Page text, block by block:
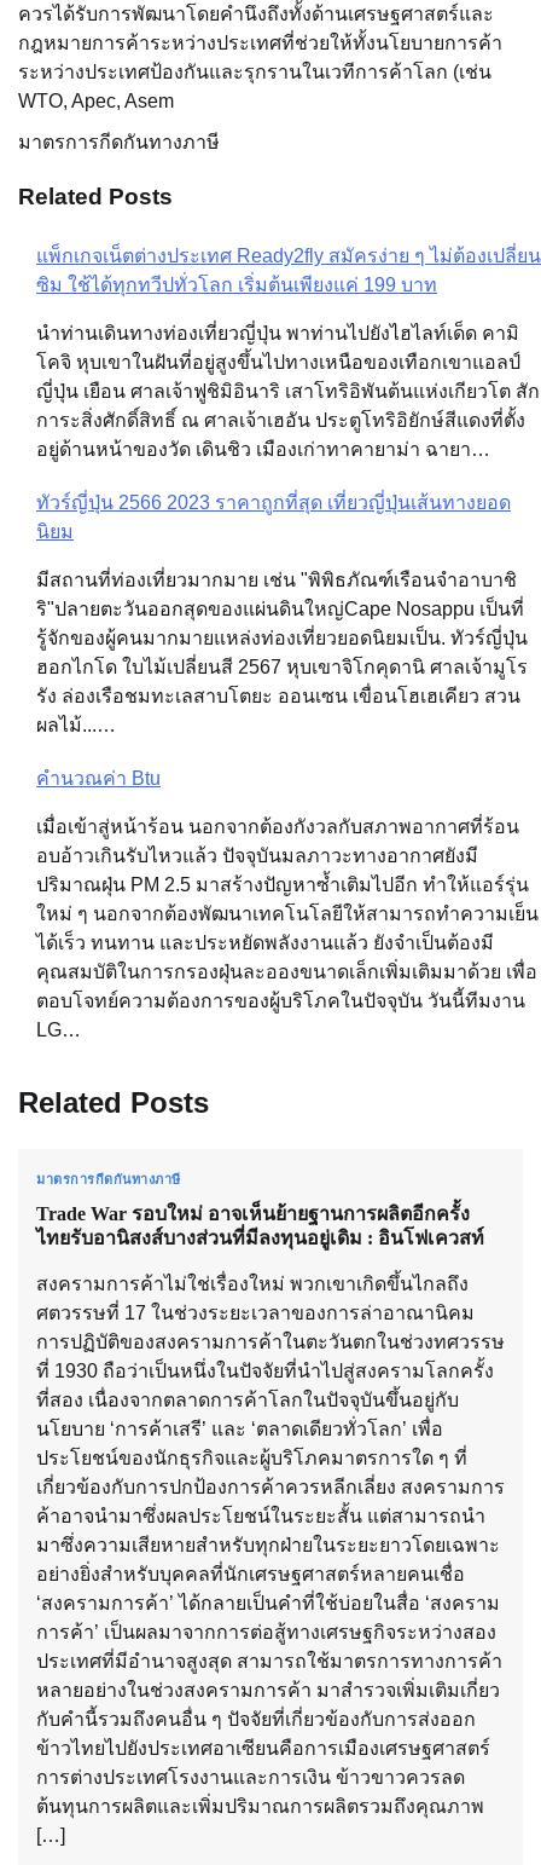
ควรได้รับการพัฒนาโดยคำนึงถึงทั้งด้านเศรษฐศาสตร์และ
กฎหมายการค้าระหว่างประเทศที่ช่วยให้ทั้งนโยบายการค้า
ระหว่างประเทศป้องกันและรุกรานในเวทีการค้าโลก (เช่น
WTO, Apec, Asem
มาตรการกีดกันทางภาษี
Related Posts
แพ็กเกจเน็ตต่างประเทศ Ready2fly สมัครง่าย ๆ ไม่ต้องเปลี่ยน
ซิม ใช้ได้ทุกทวีปทั่วโลก เริ่มต้นเพียงแค่ 199 บาท
นำท่านเดินทางท่องเที่ยวญี่ปุ่น พาท่านไปยังไฮไลท์เด็ด คามิ
โคจิ หุบเขาในฝันที่อยู่สูงขึ้นไปทางเหนือของเทือกเขาแอลป์
ญี่ปุ่น เยือน ศาลเจ้าฟูชิมิอินาริ เสาโทริอิพันต้นแห่งเกียวโต สัก
การะสิ่งศักดิ์สิทธิ์ ณ ศาลเจ้าเฮอัน ประตูโทริอิยักษ์สีแดงที่ตั้ง
อยู่ด้านหน้าของวัด เดินชิว เมืองเก่าทาคายาม่า ฉายา…
ทัวร์ญี่ปุ่น 2566 2023 ราคาถูกที่สุด เที่ยวญี่ปุ่นเส้นทางยอด
นิยม
มีสถานที่ท่องเที่ยวมากมาย เช่น "พิพิธภัณฑ์เรือนจำอาบาชิ
ริ"ปลายตะวันออกสุดของแผ่นดินใหญ่Cape Nosappu เป็นที่
รู้จักของผู้คนมากมายแหล่งท่องเที่ยวยอดนิยมเป็น. ทัวร์ญี่ปุ่น
ฮอกไกโด ใบไม้เปลี่ยนสี 2567 หุบเขาจิโกคุดานิ ศาลเจ้ามูโร
รัง ล่องเรือชมทะเลสาบโตยะ ออนเซน เขื่อนโฮเฮเคียว สวน
ผลไม้...…
คำนวณค่า Btu
เมื่อเข้าสู่หน้าร้อน นอกจากต้องกังวลกับสภาพอากาศที่ร้อน
อบอ้าวเกินรับไหวแล้ว ปัจจุบันมลภาวะทางอากาศยังมี
ปริมาณฝุ่น PM 2.5 มาสร้างปัญหาซ้ำเติมไปอีก ทำให้แอร์รุ่น
ใหม่ ๆ นอกจากต้องพัฒนาเทคโนโลยีให้สามารถทำความเย็น
ได้เร็ว ทนทาน และประหยัดพลังงานแล้ว ยังจำเป็นต้องมี
คุณสมบัติในการกรองฝุ่นละอองขนาดเล็กเพิ่มเติมมาด้วย เพื่อ
ตอบโจทย์ความต้องการของผู้บริโภคในปัจจุบัน วันนี้ทีมงาน
LG…
Post
navigation
Related Posts
มาตรการกีดกันทางภาษี
Trade War รอบใหม่ อาจเห็นย้ายฐานการผลิตอีกครั้ง
ไทยรับอานิสงส์บางส่วนที่มีลงทุนอยู่เดิม : อินโฟเควสท์
สงครามการค้าไม่ใช่เรื่องใหม่ พวกเขาเกิดขึ้นไกลถึง
ศตวรรษที่ 17 ในช่วงระยะเวลาของการล่าอาณานิคม
การปฏิบัติของสงครามการค้าในตะวันตกในช่วงทศวรรษ
ที่ 1930 ถือว่าเป็นหนึ่งในปัจจัยที่นำไปสู่สงครามโลกครั้ง
ที่สอง เนื่องจากตลาดการค้าโลกในปัจจุบันขึ้นอยู่กับ
นโยบาย ‘การค้าเสรี’ และ ‘ตลาดเดียวทั่วโลก’ เพื่อ
ประโยชน์ของนักธุรกิจและผู้บริโภคมาตรการใด ๆ ที่
เกี่ยวข้องกับการปกป้องการค้าควรหลีกเลี่ยง สงครามการ
ค้าอาจนำมาซึ่งผลประโยชน์ในระยะสั้น แต่สามารถนำ
มาซึ่งความเสียหายสำหรับทุกฝ่ายในระยะยาวโดยเฉพาะ
อย่างยิ่งสำหรับบุคคลที่นักเศรษฐศาสตร์หลายคนเชื่อ
‘สงครามการค้า’ ได้กลายเป็นคำที่ใช้บ่อยในสื่อ ‘สงคราม
การค้า’ เป็นผลมาจากการต่อสู้ทางเศรษฐกิจระหว่างสอง
ประเทศที่มีอำนาจสูงสุด สามารถใช้มาตรการทางการค้า
หลายอย่างในช่วงสงครามการค้า มาสำรวจเพิ่มเติมเกี่ยว
กับคำนี้รวมถึงคนอื่น ๆ ปัจจัยที่เกี่ยวข้องกับการส่งออก
ข้าวไทยไปยังประเทศอาเซียนคือการเมืองเศรษฐศาสตร์
การต่างประเทศโรงงานและการเงิน ข้าวขาวควรลด
ต้นทุนการผลิตและเพิ่มปริมาณการผลิตรวมถึงคุณภาพ
[…]